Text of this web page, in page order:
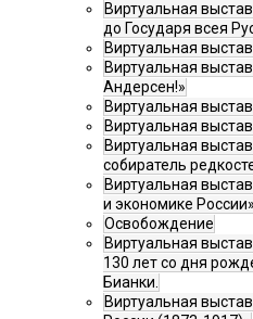
Виртуальная
до Государя всея
Виртуальная
Виртуальная
Андерсен!»
Виртуальная
Виртуальная
Виртуальная
собиратель
Виртуальная
и экономике России»
Освобождение
Виртуальная
130 лет со дня
Бианки.
Виртуальная